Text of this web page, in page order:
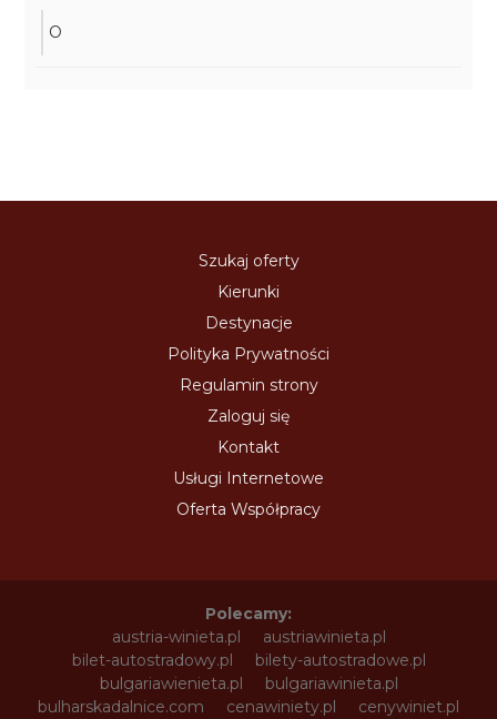
O
Szukaj oferty
Kierunki
Destynacje
Polityka Prywatności
Regulamin strony
Zaloguj się
Kontakt
Usługi Internetowe
Oferta Współpracy
Polecamy:
austria-winieta.pl
austriawinieta.pl
bilet-autostradowy.pl
bilety-autostradowe.pl
bulgariawienieta.pl
bulgariawinieta.pl
bulharskadalnice.com
cenawiniety.pl
cenywiniet.pl